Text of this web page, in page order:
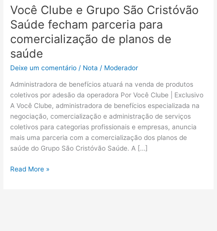
Você Clube e Grupo São Cristóvão
Saúde fecham parceria para
comercialização de planos de
saúde
Deixe um comentário / Nota / Moderador
Administradora de benefícios atuará na venda de produtos
coletivos por adesão da operadora Por Você Clube | Exclusivo
A Você Clube, administradora de benefícios especializada na
negociação, comercialização e administração de serviços
coletivos para categorias profissionais e empresas, anuncia
mais uma parceria com a comercialização dos planos de
saúde do Grupo São Cristóvão Saúde. A […]
Read More »